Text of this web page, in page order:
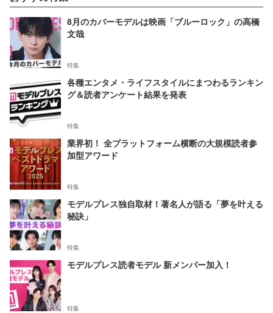
8月のカバーモデルは映画「ブルーロック」の高橋
文哉
特集
各種エンタメ・ライフスタイルにまつわるランキン
グ＆読者アンケート結果を発表
特集
業界初！ 全プラットフォーム横断の大規模読者参
加型アワード
特集
モデルプレス独自取材！著名人が語る「夢を叶える
秘訣」
特集
モデルプレス読者モデル 新メンバー加入！
特集